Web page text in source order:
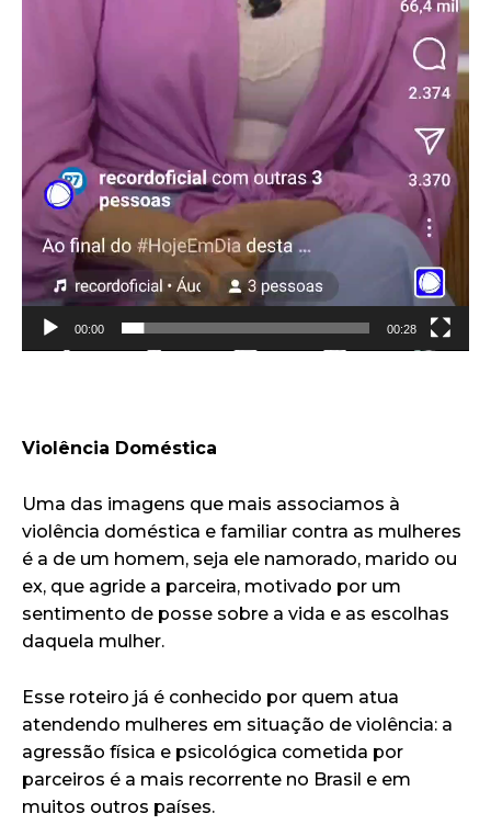
00:00 00:28
Violência Doméstica
Uma das imagens que mais associamos à
violência doméstica e familiar contra as mulheres
é a de um homem, seja ele namorado, marido ou
ex, que agride a parceira, motivado por um
sentimento de posse sobre a vida e as escolhas
daquela mulher.
Esse roteiro já é conhecido por quem atua
atendendo mulheres em situação de violência: a
agressão física e psicológica cometida por
parceiros é a mais recorrente no Brasil e em
muitos outros países.